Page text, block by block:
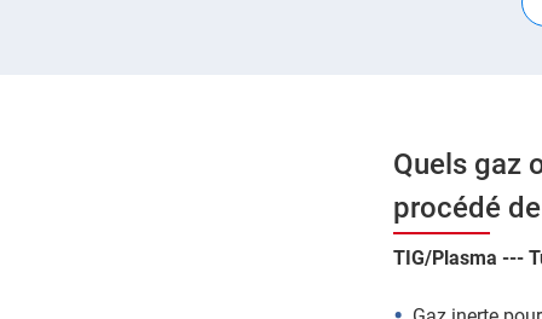
Quels gaz
procédé
TIG/Plasma ---